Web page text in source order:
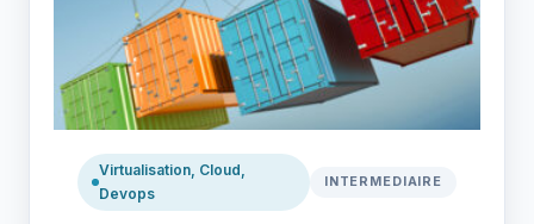
Virtualisation, Cloud,
Devops
INTERMEDIAIRE